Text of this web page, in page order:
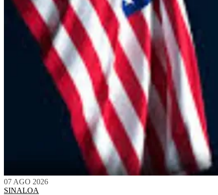
07 AGO 2026
SINALOA